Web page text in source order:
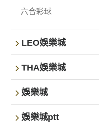
六合彩球
LEO娛樂城
THA娛樂城
娛樂城
娛樂城ptt